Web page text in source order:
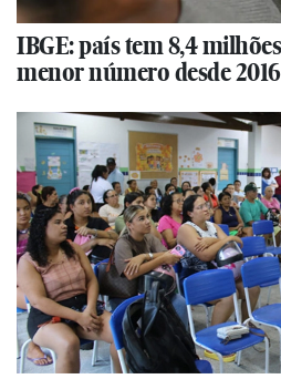
IBGE: país tem 8,4
menor número desde 2016